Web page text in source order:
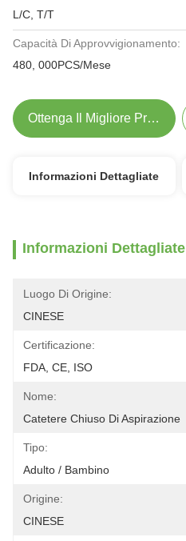
L/C, T/T
Capacità Di Approvvigionamento:
480, 000PCS/Mese
Ottenga Il Migliore Prezzo
Informazioni Dettagliate
Informazioni Dettagliate
Luogo Di Origine:
CINESE
Certificazione:
FDA, CE, ISO
Nome:
Catetere Chiuso Di Aspirazione
Tipo:
Adulto / Bambino
Origine:
CINESE